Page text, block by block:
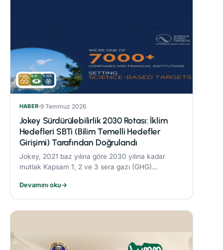
HABER 9 Temmuz 2026
Jokey Sürdürülebilirlik 2030 Rotası: İklim
Hedefleri SBTi (Bilim Temelli Hedefler
Girişimi) Tarafından Doğrulandı
Jokey, 2021 baz yılına göre 2030 yılına kadar
mutlak Kapsam 1, 2 ve 3 sera gazı (GHG)
etmektedir.
Devamını oku→